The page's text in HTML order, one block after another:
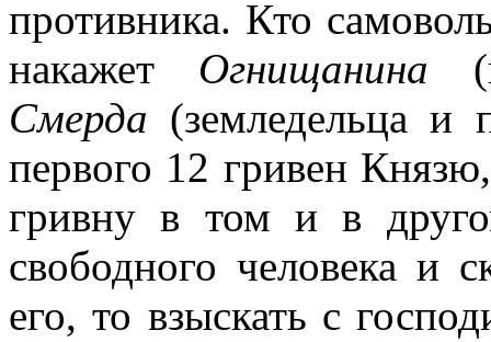
противника. Кто
накажет Огнищанина
Смерда (земледельца и
первого 12 гривен
гривну в том и в
свободного человека и
его, то взыскать с